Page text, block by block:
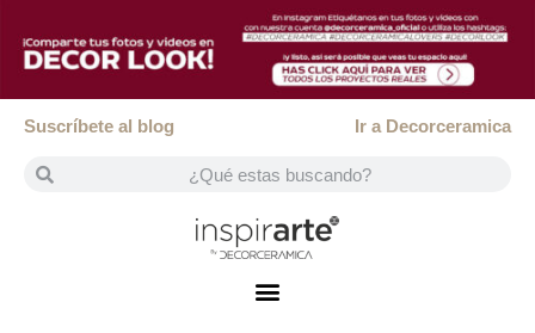
Suscríbete al blog Ir a Decorceramica